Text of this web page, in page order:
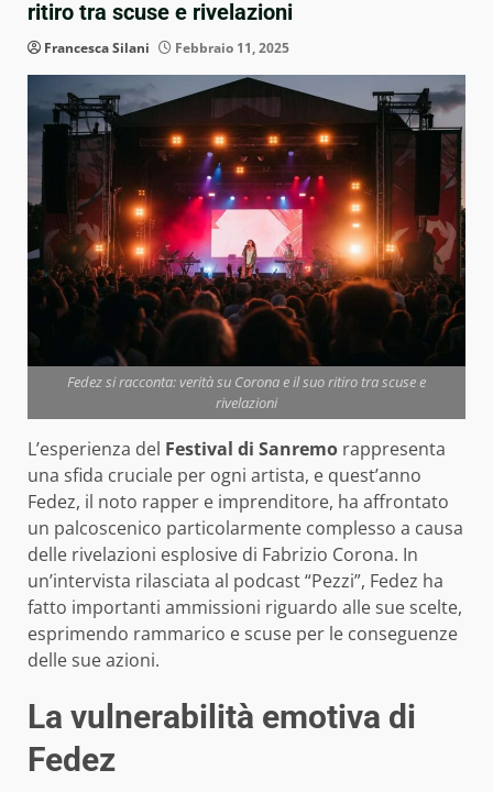
ritiro tra scuse e rivelazioni
Francesca Silani Febbraio 11, 2025
Fedez si racconta: verità su Corona e il suo ritiro tra scuse e
rivelazioni
L’esperienza del Festival di Sanremo rappresenta
una sfida cruciale per ogni artista, e quest’anno
Fedez, il noto rapper e imprenditore, ha affrontato
un palcoscenico particolarmente complesso a causa
delle rivelazioni esplosive di Fabrizio Corona. In
un’intervista rilasciata al podcast “Pezzi”, Fedez ha
fatto importanti ammissioni riguardo alle sue scelte,
esprimendo rammarico e scuse per le conseguenze
delle sue azioni.
La vulnerabilità emotiva di
Fedez